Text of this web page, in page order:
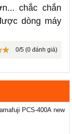
chắc chắn
dòng máy
0/5 (0 đánh giá)
PCS-400A new